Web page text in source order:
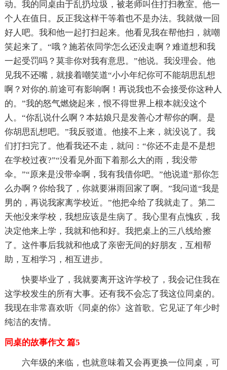
动。我的同桌由于乱扔垃圾，被老师叫住打扫教室。他一
个人在值日。反正我这样干等着也不是办法。我就做一回
好人吧。我和他一起打扫起来。他看见我在帮他扫，就嘲
笑起来了。“哦？施若依同学怎么还没走啊？难道想和我
一起受罚吗？莫非你对我有意思。”他说。我没理会。他
见我不还嘴，就接着嘲笑道“小小年纪你可不能胡思乱想
啊？对你的.前途可有影响啊！再说我也不会接受你这种人
的。”我的怒气燃烧起来，恨不得世界上根本就没这个
人。“你乱说什么啊？本姑娘只是发善心才帮你的啊。是
你胡思乱想吧。”我反驳道。他接不上来，就没说了。我
们打扫完了。他看我还不走，就问：“你还不走是不是想
在学校过夜?”“没看见外面下着那么大的雨，我没带
伞。”“原来是没带伞啊，我有我借你吧。”他说道“那你怎
么办啊？你给我了，你就要淋雨回家了啊。”我问道“我是
男的，再说我家离学校近。”他把伞给了我就走了。第二
天他没来学校，我想应该是生病了。我心里有点愧疚，我
决定他来上学，我就和他和好。我把桌上的三八线给擦
了。这件事后我就和他成了亲密无间的好朋友，互相帮
助，互相学习，相互进步。
快要毕业了，我就要离开这许学校了，我会记住我在
这学校发生的所有大事。还有我不会忘了我这位同桌的。
我现在非常喜欢听《同桌的你》这首歌。它见证了年少时
纯洁的友情。
同桌的故事作文 篇5
六年级的来临，也就意味着又会再更换一位同桌，可